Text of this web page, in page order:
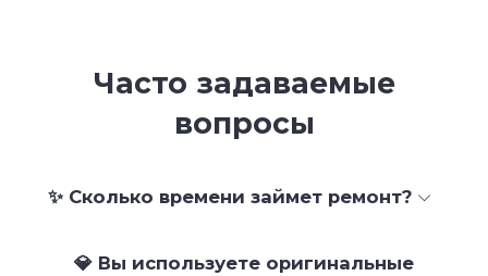
Часто задаваемые
вопросы
✨ Сколько времени займет ремонт?
💎 Вы используете оригинальные